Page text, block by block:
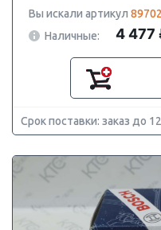
Вы искали артикул
Наличные:
4 477
Срок поставки: заказ до